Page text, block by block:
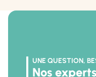
UNE QUESTION,
Nos